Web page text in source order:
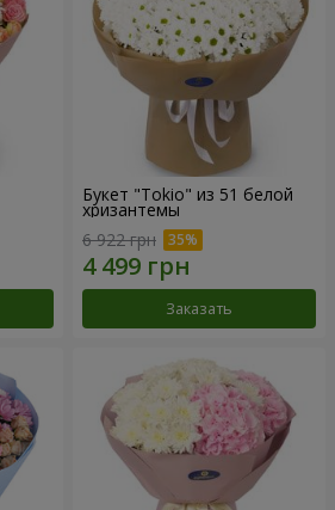
Букет "Tokio" из 51 белой
хризантемы
6 922 грн
Заказать